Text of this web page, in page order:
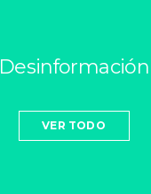
Desinformación
VER TODO